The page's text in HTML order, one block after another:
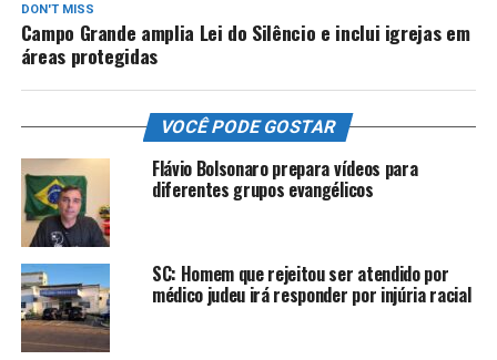
DON'T MISS
Campo Grande amplia Lei do Silêncio e inclui igrejas em
áreas protegidas
VOCÊ PODE GOSTAR
Flávio Bolsonaro prepara vídeos para
diferentes grupos evangélicos
SC: Homem que rejeitou ser atendido por
médico judeu irá responder por injúria racial